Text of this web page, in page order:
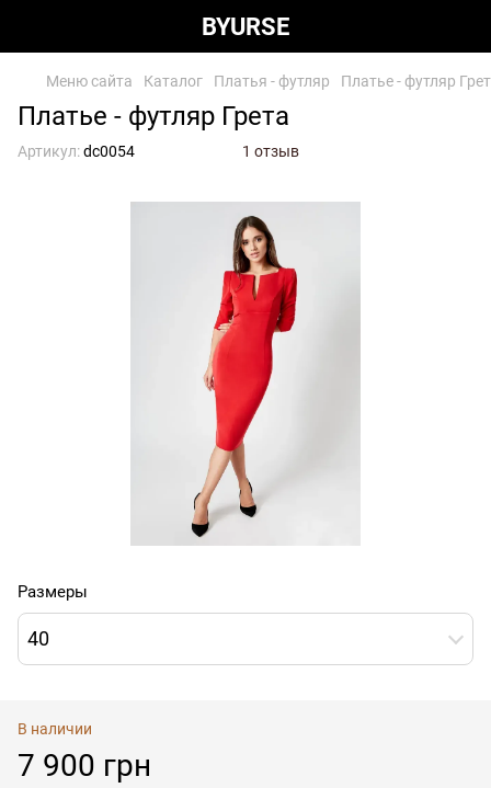
BYURSE
Меню сайта Каталог Платья - футляр Платье - футляр
Платье - футляр Грета
Артикул:dc0054 1 отзыв
Размеры
40
В наличии
7 900 грн